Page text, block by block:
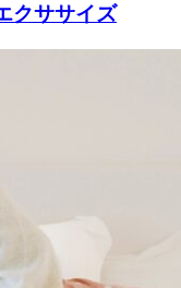
クササイズ